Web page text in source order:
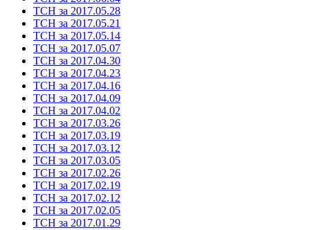
ТСН за 2017.05.28
ТСН за 2017.05.21
ТСН за 2017.05.14
ТСН за 2017.05.07
ТСН за 2017.04.30
ТСН за 2017.04.23
ТСН за 2017.04.16
ТСН за 2017.04.09
ТСН за 2017.04.02
ТСН за 2017.03.26
ТСН за 2017.03.19
ТСН за 2017.03.12
ТСН за 2017.03.05
ТСН за 2017.02.26
ТСН за 2017.02.19
ТСН за 2017.02.12
ТСН за 2017.02.05
ТСН за 2017.01.29